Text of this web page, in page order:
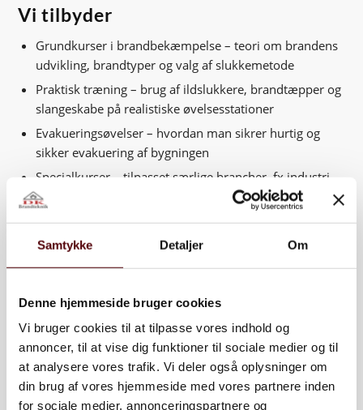
Samtykke Detaljer Om
Denne hjemmeside bruger cookies
Vi bruger cookies til at tilpasse vores indhold og
annoncer, til at vise dig funktioner til sociale medier og til
at analysere vores trafik. Vi deler også oplysninger om
din brug af vores hjemmeside med vores partnere inden
for sociale medier, annonceringspartnere og
Vi tilbyder
Grundkurser i brandbekæmpelse – teori om brandens
udvikling, brandtyper og valg af slukkemetode
Praktisk træning – brug af ildslukkere, brandtæpper og
slangeskabe på realistiske øvelsesstationer
Evakueringsøvelser – hvordan man sikrer hurtig og
sikker evakuering af bygningen
Specialkurser – tilpasset særlige brancher, fx industri,
plejesektoren eller skoler
Opdateringskurser – for at vedligeholde viden og
færdigheder
Sådan foregår det
Vi tilpasser kurset til din virksomheds behov. Kurset kan
afholdes hos jer eller på vores øvelsesplads, og vi kan
håndtere alt fra små hold til større grupper. Alle deltagere
får kursusbevis som dokumentation.